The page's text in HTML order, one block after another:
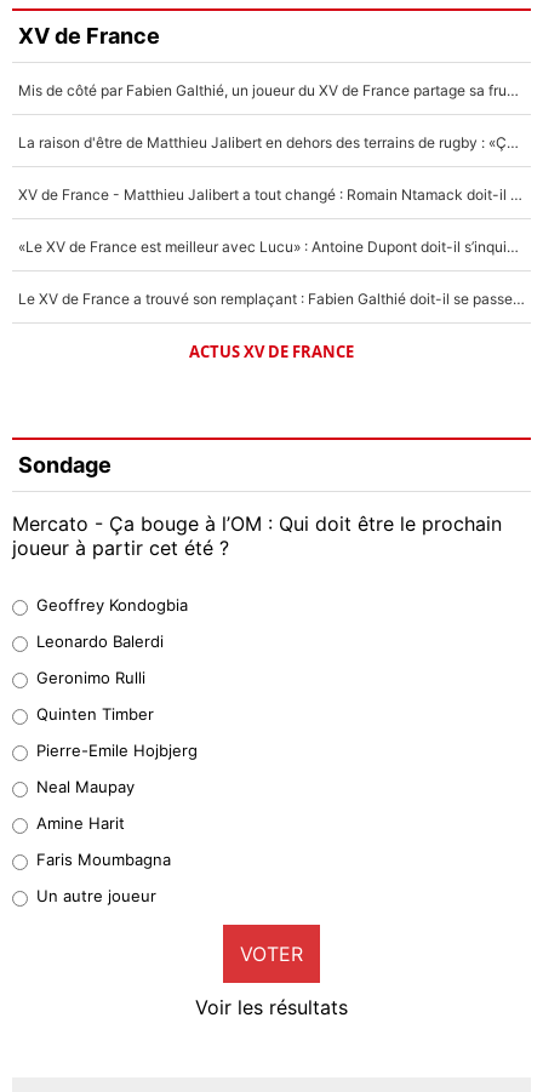
XV de France
Mis de côté par Fabien Galthié, un joueur du XV de France partage sa frustration : «ils ne me l’ont pas dit tout de suite»
La raison d'être de Matthieu Jalibert en dehors des terrains de rugby : «Ça m'atteint autant que si tu touches à un membre de ma famille»
XV de France - Matthieu Jalibert a tout changé : Romain Ntamack doit-il s’inquiéter pour sa place à un an de la Coupe du monde ?
«Le XV de France est meilleur avec Lucu» : Antoine Dupont doit-il s’inquiéter pour sa place ?
Le XV de France a trouvé son remplaçant : Fabien Galthié doit-il se passer d'Antoine Dupont ?
ACTUS XV DE FRANCE
Sondage
Mercato - Ça bouge à l’OM : Qui doit être le prochain
joueur à partir cet été ?
38%
32%
5%
1%
9%
Geoffrey Kondogbia
Leonardo Balerdi
Geronimo Rulli
Quinten Timber
Pierre-Emile Hojbjerg
Neal Maupay
Amine Harit
Faris Moumbagna
Un autre joueur
VOTER
Voir les résultats